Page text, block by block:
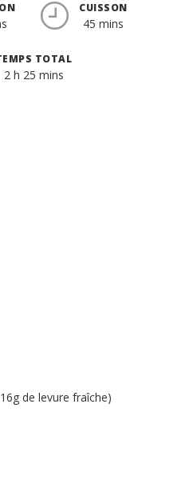
CUISSON
45 mins
TOTAL
2 h 25 mins
de levure fraîche)